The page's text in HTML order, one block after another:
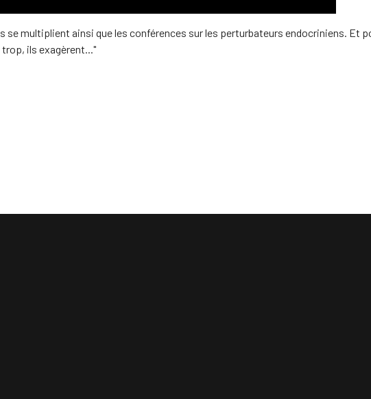
se multiplient ainsi que les conférences sur les perturbateurs endocriniens. Et
ils exagèrent..."